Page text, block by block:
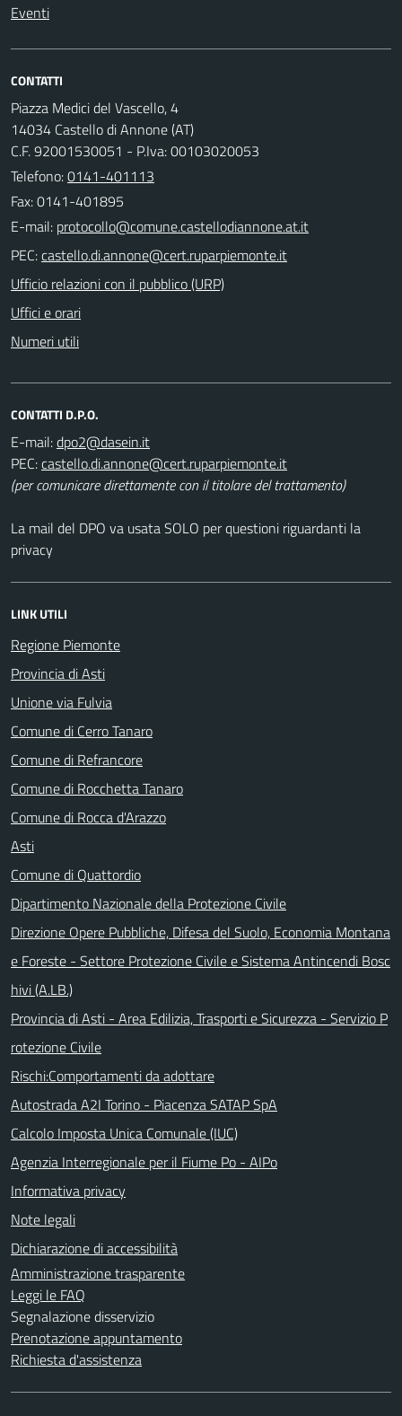
Eventi
CONTATTI
Piazza Medici del Vascello, 4
14034 Castello di Annone (AT)
C.F. 92001530051 - P.Iva: 00103020053
Telefono:0141-401113
Fax: 0141-401895
E-mail:
PEC:
Ufficio relazioni con il pubblico (URP)
Uffici e orari
Numeri utili
CONTATTI D.P.O.
E-mail:
PEC:
(per comunicare direttamente con il titolare del trattamento)
La mail del DPO va usata SOLO per questioni riguardanti la
privacy
LINK UTILI
Regione Piemonte
Provincia di Asti
Unione via Fulvia
Comune di Cerro Tanaro
Comune di Refrancore
Comune di Rocchetta Tanaro
Comune di Rocca d'Arazzo
Asti
Comune di Quattordio
Dipartimento Nazionale della Protezione Civile
Direzione Opere Pubbliche, Difesa del Suolo, Economia Montana
e Foreste - Settore Protezione Civile e Sistema Antincendi Bosc
hivi (A.LB.)
Provincia di Asti - Area Edilizia, Trasporti e Sicurezza - Servizio P
rotezione Civile
Rischi:Comportamenti da adottare
Autostrada A2I Torino - Piacenza SATAP SpA
Calcolo Imposta Unica Comunale (IUC)
Agenzia Interregionale per il Fiume Po - AIPo
Informativa privacy
Note legali
Dichiarazione di accessibilità
Amministrazione trasparente
Leggi le FAQ
Segnalazione disservizio
Prenotazione appuntamento
Richiesta d'assistenza